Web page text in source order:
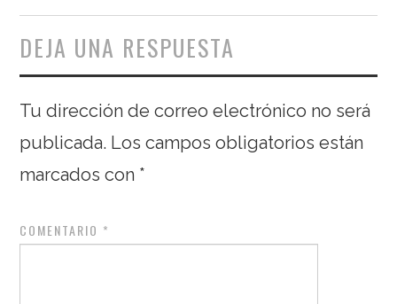
DEJA UNA RESPUESTA
Tu dirección de correo electrónico no será
publicada. Los campos obligatorios están
marcados con *
COMENTARIO *